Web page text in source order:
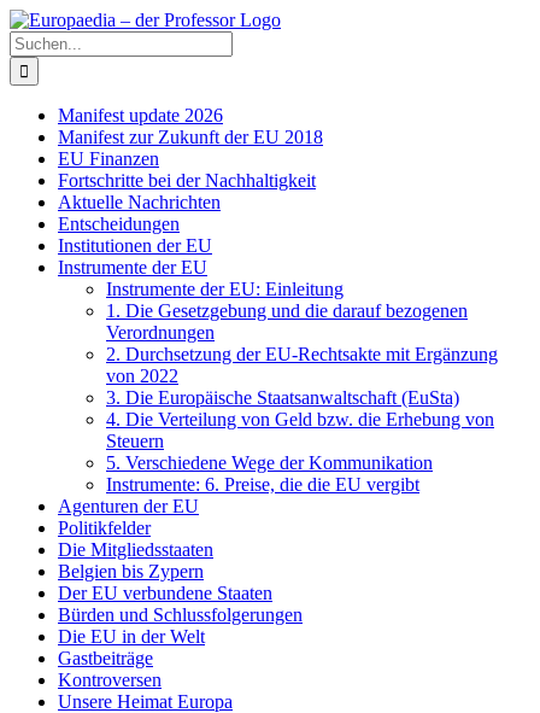
Zum
Inhalt
springen
Facebook
X
Instagram
Pinterest
Suche
nach:
Manifest update 2026
Manifest zur Zukunft der EU 2018
EU Finanzen
Fortschritte bei der Nachhaltigkeit
Aktuelle Nachrichten
Entscheidungen
Institutionen der EU
Instrumente der EU
Instrumente der EU: Einleitung
1. Die Gesetzgebung und die darauf bezogenen
Verordnungen
2. Durchsetzung der EU-Rechtsakte mit Ergänzung
von 2022
3. Die Europäische Staatsanwaltschaft (EuSta)
4. Die Verteilung von Geld bzw. die Erhebung von
Steuern
5. Verschiedene Wege der Kommunikation
Instrumente: 6. Preise, die die EU vergibt
Agenturen der EU
Politikfelder
Die Mitgliedsstaaten
Belgien bis Zypern
Der EU verbundene Staaten
Bürden und Schlussfolgerungen
Die EU in der Welt
Gastbeiträge
Kontroversen
Unsere Heimat Europa